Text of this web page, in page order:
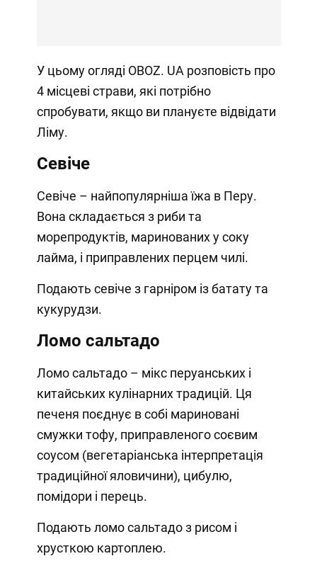
У цьому огляді OBOZ. UA розповість про
4 місцеві страви, які потрібно
спробувати, якщо ви плануєте відвідати
Ліму.
Севіче
Севіче – найпопулярніша їжа в Перу.
Вона складається з риби та
морепродуктів, маринованих у соку
лайма, і приправлених перцем чилі.
Подають севіче з гарніром із батату та
кукурудзи.
Ломо сальтадо
Ломо сальтадо – мікс перуанських і
китайських кулінарних традицій. Ця
печеня поєднує в собі мариновані
смужки тофу, приправленого соєвим
соусом (вегетаріанська інтерпретація
традиційної яловичини), цибулю,
помідори і перець.
Подають ломо сальтадо з рисом і
хрусткою картоплею.